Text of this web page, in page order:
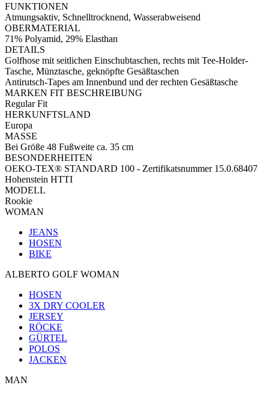
FUNKTIONEN
Atmungsaktiv, Schnelltrocknend, Wasserabweisend
OBERMATERIAL
71% Polyamid, 29% Elasthan
DETAILS
Golfhose mit seitlichen Einschubtaschen, rechts mit Tee-Holder-
Tasche, Münztasche, geknöpfte Gesäßtaschen
Antirutsch-Tapes am Innenbund und der rechten Gesäßtasche
MARKEN FIT BESCHREIBUNG
Regular Fit
HERKUNFTSLAND
Europa
MASSE
Bei Größe 48 Fußweite ca. 35 cm
BESONDERHEITEN
OEKO-TEX® STANDARD 100 - Zertifikatsnummer 15.0.68407
Hohenstein HTTI
MODELL
Rookie
WOMAN
JEANS
HOSEN
BIKE
ALBERTO GOLF WOMAN
HOSEN
3X DRY COOLER
JERSEY
RÖCKE
GÜRTEL
POLOS
JACKEN
MAN